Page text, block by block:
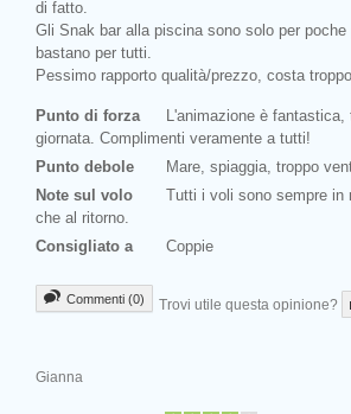
di fatto.
Gli Snak bar alla piscina sono solo per poche
bastano per tutti.
Pessimo rapporto qualità/prezzo, costa
Punto di forza
L'animazione è fantastica,
giornata. Complimenti veramente a tutti!
Punto debole
Mare, spiaggia, troppo
Note sul volo
Tutti i voli sono sempre in
che al ritorno.
Consigliato a
Coppie
Commenti (0) Trovi utile questa opinione?
Gianna